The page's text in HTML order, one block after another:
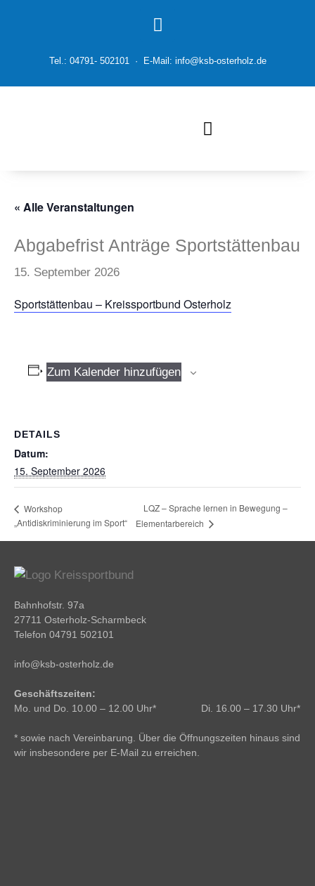
Tel.: 04791- 502101 · E-Mail: info@ksb-osterholz.de
« Alle Veranstaltungen
Abgabefrist Anträge Sportstättenbau
15. September 2026
Sportstättenbau – Kreissportbund Osterholz
Zum Kalender hinzufügen
DETAILS
Datum:
15. September 2026
Workshop
„Antidiskriminierung im Sport“
LQZ – Sprache lernen in Bewegung –
Elementarbereich
Bahnhofstr. 97a
27711 Osterholz-Scharmbeck
Telefon 04791 502101
info@ksb-osterholz.de
Geschäftszeiten:
Mo. und Do. 10.00 – 12.00 Uhr* Di. 16.00 – 17.30 Uhr*
* sowie nach Vereinbarung. Über die Öffnungszeiten hinaus sind
wir insbesondere per E-Mail zu erreichen.